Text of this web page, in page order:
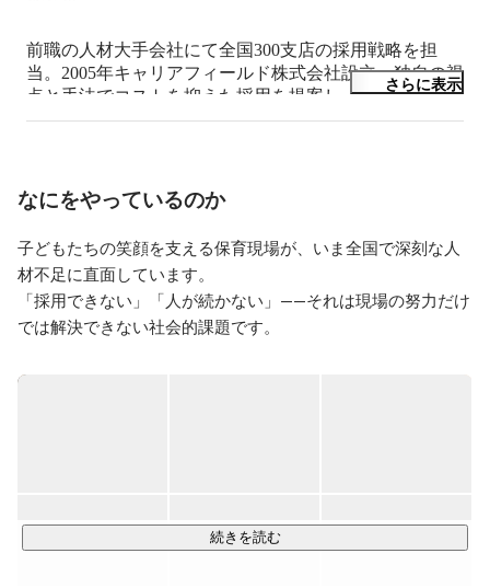
前職の人材大手会社にて全国300支店の採用戦略を担
当。2005年キャリアフィールド株式会社設立。独自の視
点と手法でコストを抑えた採用を提案し、全国5,000施
設以上との取引実績。保育園・幼稚園の採用分野の第一
一）
さらに表示
なにをやっているのか
子どもたちの笑顔を支える保育現場が、いま全国で深刻な人
材不足に直面しています。
「採用できない」「人が続かない」——それは現場の努力だけ
では解決できない社会的課題です。
キャリアフィールド株式会社は、「採用の力で社会課題を解
『保育士』や『幼稚園教諭』に特化した人材採用をサポート
続きを読む